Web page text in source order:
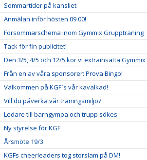
Sommartider på kansliet
Anmälan inför hösten 09.00!
Försommarschema inom Gymmix Gruppträning
Tack för fin publicitet!
Den 3/5, 4/5 och 12/5 kör vi extrainsatta Gymmix
Från en av våra sponsorer: Prova Bingo!
Välkommen på KGF`s vår kavalkad!
Vill du påverka vår träningsmiljö?
Ledare till barngympa och trupp sökes
Ny styrelse för KGF
Årsmöte 19/3
KGFs cheerleaders tog storslam på DM!